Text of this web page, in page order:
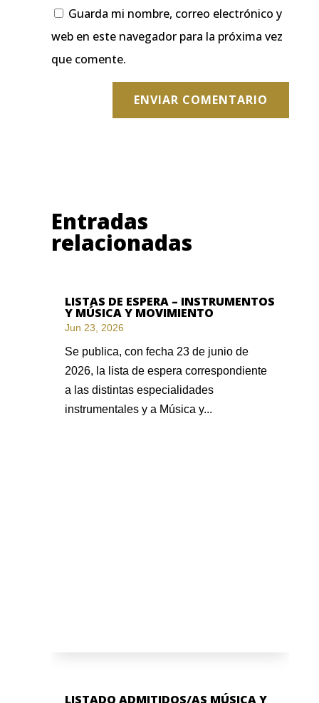
Guarda mi nombre, correo electrónico y
web en este navegador para la próxima vez
que comente.
ENVIAR COMENTARIO
Entradas
relacionadas
LISTAS DE ESPERA – INSTRUMENTOS
Y MÚSICA Y MOVIMIENTO
Jun 23, 2026
Se publica, con fecha 23 de junio de
2026, la lista de espera correspondiente
a las distintas especialidades
instrumentales y a Música y...
LISTADO ADMITIDOS/AS MÚSICA Y